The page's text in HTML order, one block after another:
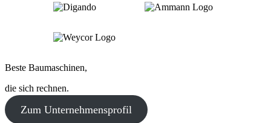
Beste Baumaschinen,
die sich rechnen.
Zum Unternehmensprofil